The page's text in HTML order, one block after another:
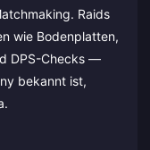
Raids
wie Bodenplatten,
DPS-Checks —
bekannt ist,